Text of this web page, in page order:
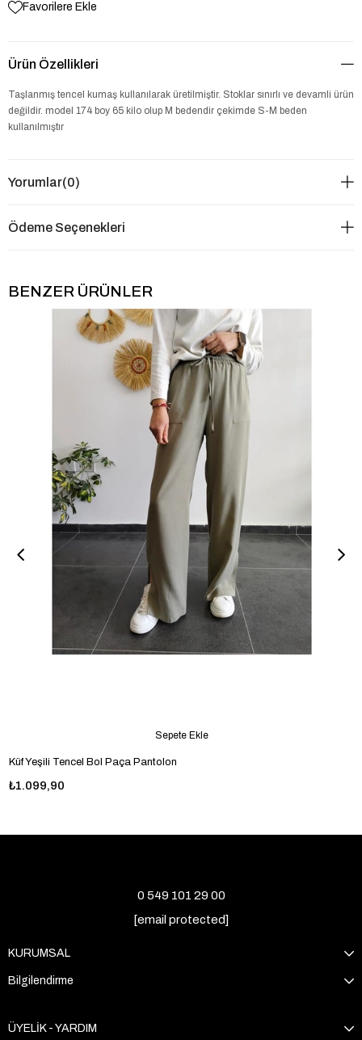
Favorilere Ekle
Ürün Özellikleri
Taşlanmış tencel kumaş kullanılarak üretilmiştir. Stoklar sınırlı ve devamli ürün
değildir. model 174 boy 65 kilo olup M bedendir çekimde S-M beden
kullanılmıştır
Yorumlar(0)
Ödeme Seçenekleri
BENZER ÜRÜNLER
Küf Yeşili Tencel Bol Paça Pantolon
₺1.099,90
Sepete Ekle
0 549 101 29 00
[email protected]
KURUMSAL
Bilgilendirme
ÜYELİK - YARDIM